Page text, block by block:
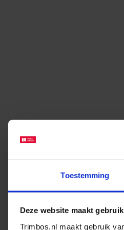
Toestemming
Deze website maakt
Trimbos.nl maakt gebruik